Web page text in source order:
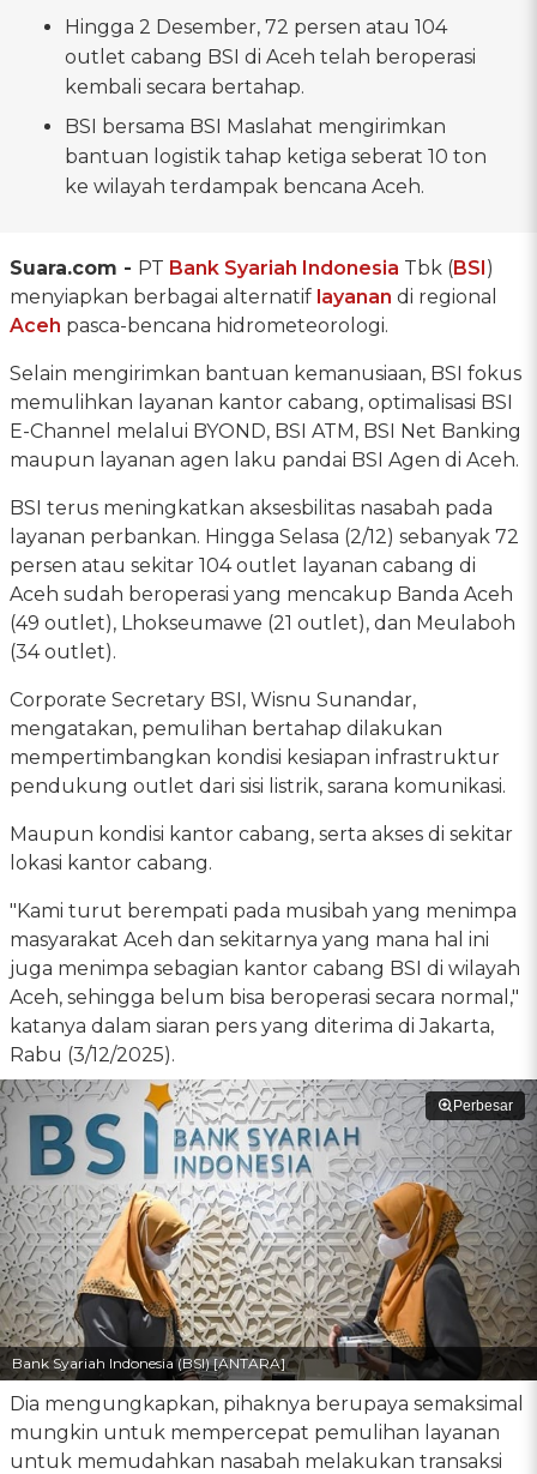
Hingga 2 Desember, 72 persen atau 104
outlet cabang BSI di Aceh telah beroperasi
kembali secara bertahap.
BSI bersama BSI Maslahat mengirimkan
bantuan logistik tahap ketiga seberat 10 ton
ke wilayah terdampak bencana Aceh.
Suara.com - PT Bank Syariah Indonesia Tbk (BSI)
menyiapkan berbagai alternatif layanan di regional
Aceh pasca-bencana hidrometeorologi.
Selain mengirimkan bantuan kemanusiaan, BSI fokus
memulihkan layanan kantor cabang, optimalisasi BSI
E-Channel melalui BYOND, BSI ATM, BSI Net Banking
maupun layanan agen laku pandai BSI Agen di Aceh.
BSI terus meningkatkan aksesbilitas nasabah pada
layanan perbankan. Hingga Selasa (2/12) sebanyak 72
persen atau sekitar 104 outlet layanan cabang di
Aceh sudah beroperasi yang mencakup Banda Aceh
(49 outlet), Lhokseumawe (21 outlet), dan Meulaboh
(34 outlet).
Corporate Secretary BSI, Wisnu Sunandar,
mengatakan, pemulihan bertahap dilakukan
mempertimbangkan kondisi kesiapan infrastruktur
pendukung outlet dari sisi listrik, sarana komunikasi.
Maupun kondisi kantor cabang, serta akses di sekitar
lokasi kantor cabang.
"Kami turut berempati pada musibah yang menimpa
masyarakat Aceh dan sekitarnya yang mana hal ini
juga menimpa sebagian kantor cabang BSI di wilayah
Aceh, sehingga belum bisa beroperasi secara normal,"
katanya dalam siaran pers yang diterima di Jakarta,
Rabu (3/12/2025).
Perbesar
Bank Syariah Indonesia (BSI) [ANTARA]
Dia mengungkapkan, pihaknya berupaya semaksimal
mungkin untuk mempercepat pemulihan layanan
untuk memudahkan nasabah melakukan transaksi